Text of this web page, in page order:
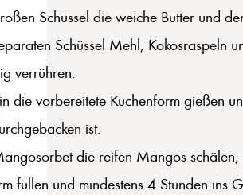
Schüssel die weiche Butter und
Schüssel Mehl, Kokosraspeln
verrühren.
die vorbereitete Kuchenform gießen
ist.
die reifen Mangos schälen,
füllen und mindestens 4 Stunden